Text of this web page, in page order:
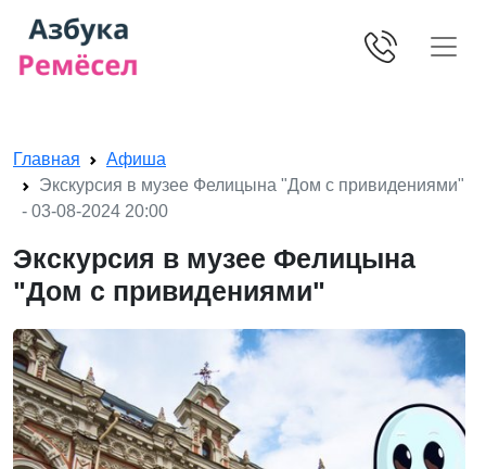
Главная
Афиша
Экскурсия в музее Фелицына "Дом с привидениями"
- 03-08-2024 20:00
Экскурсия в музее Фелицына
"Дом с привидениями"